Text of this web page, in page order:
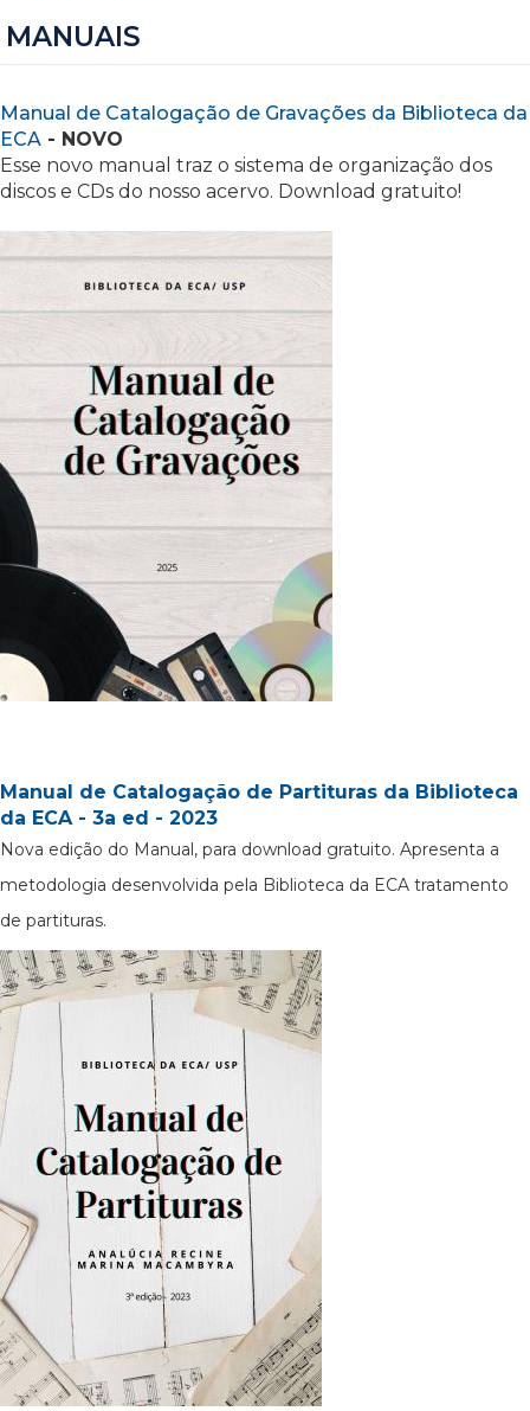
MANUAIS
Manual de Catalogação de Gravações da Biblioteca da
ECA - NOVO
Esse novo manual traz o sistema de organização dos
discos e CDs do nosso acervo. Download gratuito!
Manual de Catalogação de Partituras da Biblioteca
da ECA - 3a ed - 2023
Nova edição do Manual, para download gratuito. Apresenta a
metodologia desenvolvida pela Biblioteca da ECA tratamento
de partituras.